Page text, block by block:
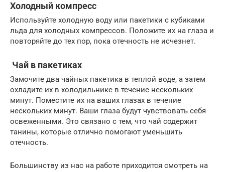
Холодный компресс
Используйте холодную воду или пакетики с кубиками
льда для холодных компрессов. Положите их на глаза и
повторяйте до тех пор, пока отечность не исчезнет.
Чай в пакетиках
Замочите два чайных пакетика в теплой воде, а затем
охладите их в холодильнике в течение нескольких
минут. Поместите их на ваших глазах в течение
нескольких минут. Ваши глаза будут чувствовать себя
освеженными. Это связано с тем, что чай содержит
танины, которые отлично помогают уменьшить
отечность.
Большинству из нас на работе приходится смотреть на